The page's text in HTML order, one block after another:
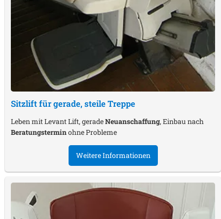
Sitzlift für gerade, steile Treppe
Leben mit Levant Lift, geradeNeuanschaffung, Einbau nach
Beratungsterminohne Probleme
Weitere Informationen